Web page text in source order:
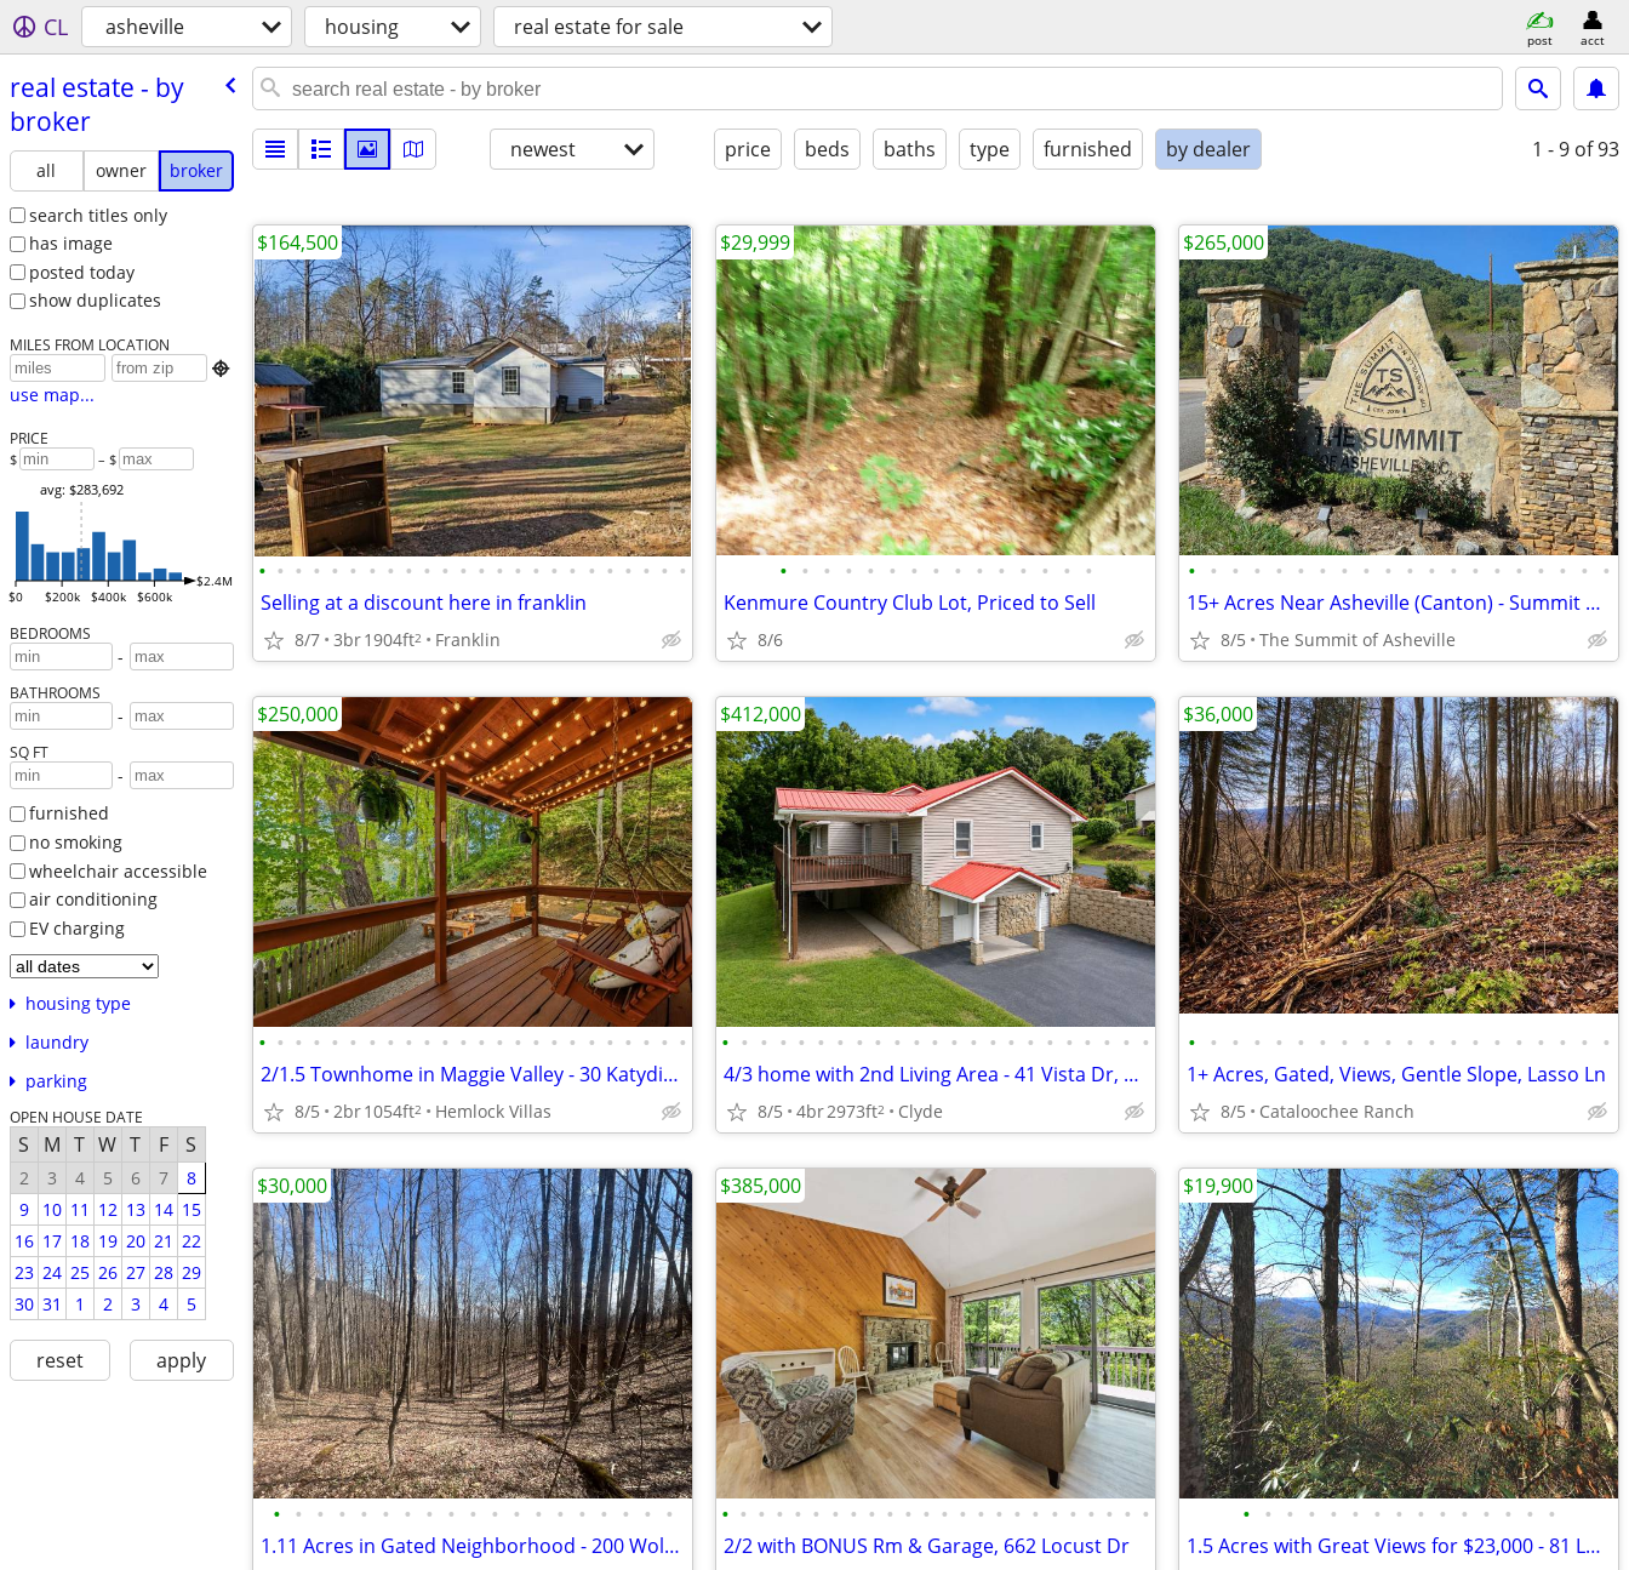
CL asheville housing real estate for sale post acct
real estate - by
broker
all owner
broker
search titles only
has image
posted today
show duplicates
MILES FROM LOCATION

use map...
PRICE
$ – $
$0 $200k $400k $600k
$2.4M
avg: $283,692
BEDROOMS
-
BATHROOMS
-
SQ FT
-
furnished
no smoking
wheelchair accessible
air conditioning
EV charging
housing type
laundry
parking
OPEN HOUSE DATE
S M T W T F S
2 3 4 5 6 7
8
9
10 11 12 13 14 15
16 17 18 19 20 21 22
23 24 25 26 27 28 29
30 31 1 2 3 4 5
reset apply
newest price beds baths type furnished by dealer 1 - 9 of 93
• • • • • • • • • • • • • • • • • • • • • • • •
Selling at a discount here in franklin
8/7 3br1904ft2 Franklin
$164,500
• • • • • • • • • • • • • • •
Kenmure Country Club Lot, Priced to Sell
8/6
$29,999
• • • • • • • • • • • • • • • • • • • •
15+ Acres Near Asheville (Canton) - Summit View Dr
8/5 The Summit of Asheville
$265,000
• • • • • • • • • • • • • • • • • • • • • • • •
2/1.5 Townhome in Maggie Valley - 30 Katydid Ln
8/5 2br1054ft2 Hemlock Villas
$250,000
• • • • • • • • • • • • • • • • • • • • • • •
4/3 home with 2nd Living Area - 41 Vista Dr, Clyde NC 28721
8/5 4br2973ft2 Clyde
$412,000
• • • • • • • • • • • • • • • • • • • •
1+ Acres, Gated, Views, Gentle Slope, Lasso Ln
8/5 Cataloochee Ranch
$36,000
• • • • • • • • • • • • • • • • • • •
1.11 Acres in Gated Neighborhood - 200 Wolverine Ct (Lot 44)
$30,000
• • • • • • • • • • • • • • • • • • • • • • • •
2/2 with BONUS Rm & Garage, 662 Locust Dr
$385,000
• • • • • • • • • • • • • • •
1.5 Acres with Great Views for $23,000 - 81 Lucerne Dr, Canton NC
$19,900